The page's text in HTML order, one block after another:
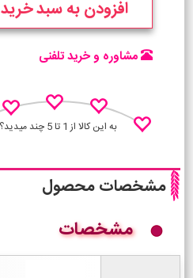
افزودن به سبد خرید
مشاوره و خرید تلفنی
به این کالا از 1 تا 5 چند میدید؟
مشخصات محصول
مشخصات